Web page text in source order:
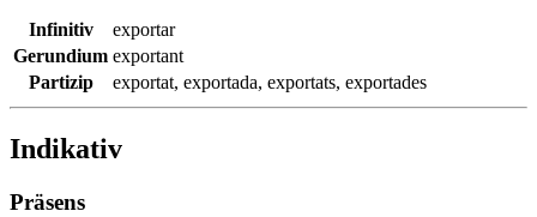
Infinitiv
exportar
Gerundium exportant
Partizip
exportat, exportada, exportats, exportades
Indikativ
Präsens